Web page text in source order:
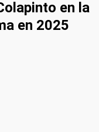
en la
en 2025